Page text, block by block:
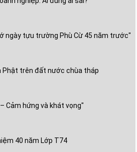
ngày tựu trường Phù Cừ 45 năm trước"
Phật trên đất nước chùa tháp
Cảm hứng và khát vọng"
40 năm Lớp T74